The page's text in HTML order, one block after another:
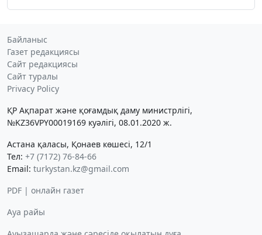
Байланыс
Газет редакциясы
Сайт редакциясы
Сайт туралы
Privacy Policy
ҚР Ақпарат және қоғамдық даму министрлігі,
№KZ36VPY00019169 куәлігі, 08.01.2020 ж.
Астана қаласы, Қонаев көшесі, 12/1
Тел: +7 (7172) 76-84-66
Email: turkystan.kz@gmail.com
PDF | онлайн газет
Ауа райы